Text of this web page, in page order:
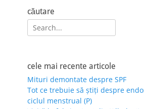
căutare
Search
for:
cele mai recente articole
Mituri demontate despre SPF
Tot ce trebuie să știți despre
ciclul menstrual (P)